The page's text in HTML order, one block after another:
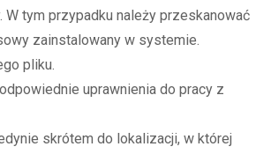
tym przypadku należy przeskanować
zainstalowany w systemie.
pliku.
uprawnienia do pracy z
skrótem do lokalizacji, w której